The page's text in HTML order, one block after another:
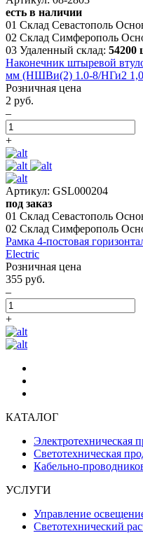
есть в наличии
01 Склад Севастополь
02 Склад Симферополь
03 Удаленный склад: 54200
Наконечник штыревой
мм (НШВи(2) 1.0-8/НГи2
Розничная цена
2 руб.
–
+
Артикул: GSL000204
под заказ
01 Склад Севастополь
02 Склад Симферополь
Рамка 4-постовая
Electric
Розничная цена
355 руб.
–
+
КАТАЛОГ
Электротехническая
Светотехническая
Кабельно-
УСЛУГИ
Управление
Светотехнический